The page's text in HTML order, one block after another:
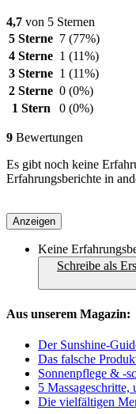
4,7 von 5 Sternen
5 Sterne 7 (77%)
4 Sterne 1 (11%)
3 Sterne 1 (11%)
2 Sterne 0 (0%)
1 Stern
0 (0%)
9 Bewertungen
Es gibt noch keine
Erfahrungsberichte in
Anzeigen
Keine
Schreibe als
Aus unserem Magazin:
Der Sunshine-
Das falsche
Sonnenpflege & -
5 Massageschritte,
Die vielfältigen